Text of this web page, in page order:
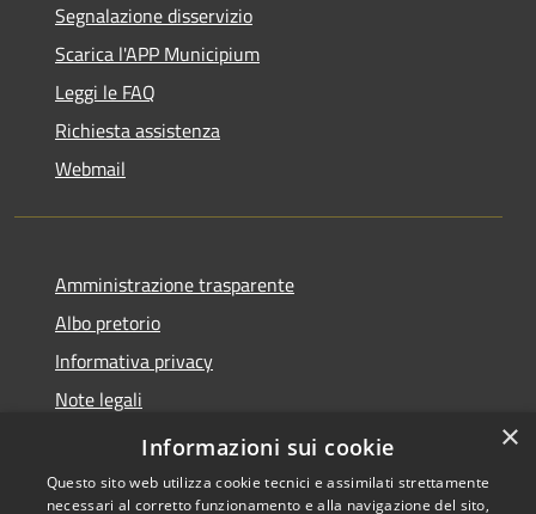
Segnalazione disservizio
Scarica l'APP Municipium
Leggi le FAQ
Richiesta assistenza
Webmail
Amministrazione trasparente
Albo pretorio
Informativa privacy
Note legali
Dichiarazione di accessibilità
×
Informazioni sui cookie
Questo sito web utilizza cookie tecnici e assimilati strettamente
necessari al corretto funzionamento e alla navigazione del sito,